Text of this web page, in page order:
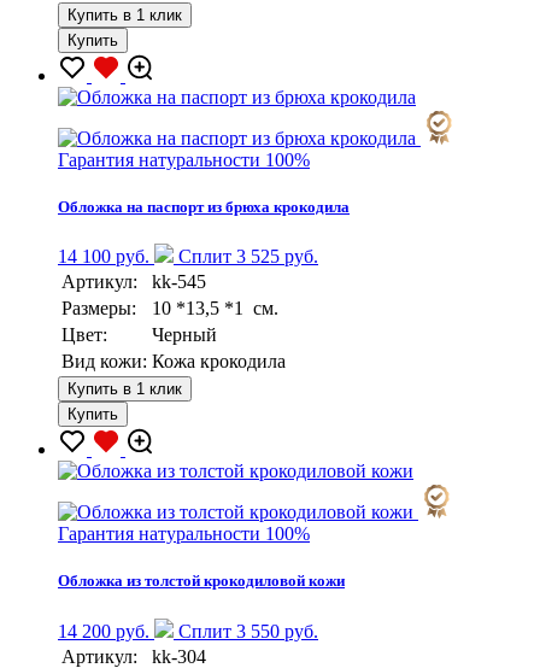
Купить в 1 клик
Купить
Гарантия натуральности 100%
Обложка на паспорт из брюха крокодила
14 100 руб.
Сплит 3 525 руб.
Артикул:
kk-545
Размеры:
10 *13,5 *1 см.
Цвет:
Черный
Вид кожи: Кожа крокодила
Купить в 1 клик
Купить
Гарантия натуральности 100%
Обложка из толстой крокодиловой кожи
14 200 руб.
Сплит 3 550 руб.
Артикул:
kk-304